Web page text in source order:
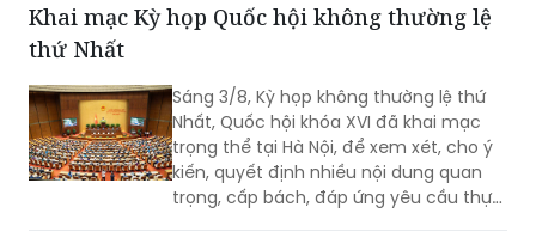
quyền Bộ trưởng Bộ Nội vụ.
Khai mạc Kỳ họp Quốc hội không thường lệ
thứ Nhất
Sáng 3/8, Kỳ họp không thường lệ thứ
Nhất, Quốc hội khóa XVI đã khai mạc
trọng thể tại Hà Nội, để xem xét, cho ý
kiến, quyết định nhiều nội dung quan
trọng, cấp bách, đáp ứng yêu cầu thực